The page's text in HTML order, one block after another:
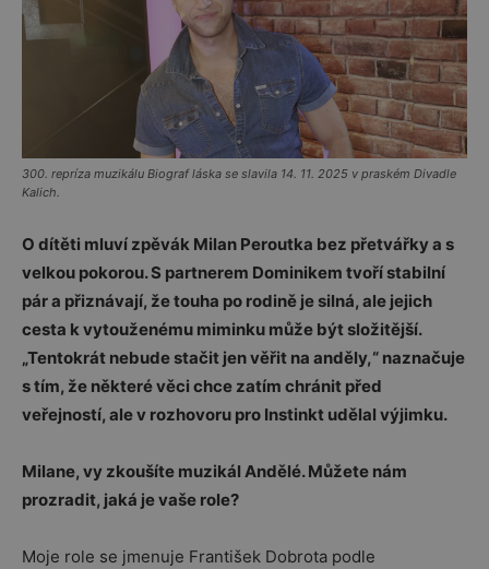
300. repríza muzikálu Biograf láska se slavila 14. 11. 2025 v praském Divadle
Kalich.
O dítěti mluví zpěvák Milan Peroutka bez přetvářky a s
velkou pokorou. S partnerem Dominikem tvoří stabilní
pár a přiznávají, že touha po rodině je silná, ale jejich
cesta k vytouženému miminku může být složitější.
„Tentokrát nebude stačit jen věřit na anděly,“ naznačuje
s tím, že některé věci chce zatím chránit před
veřejností, ale v rozhovoru pro Instinkt udělal výjimku.
Milane, vy zkoušíte muzikál Andělé. Můžete nám
prozradit, jaká je vaše role?
Moje role se jmenuje František Dobrota podle